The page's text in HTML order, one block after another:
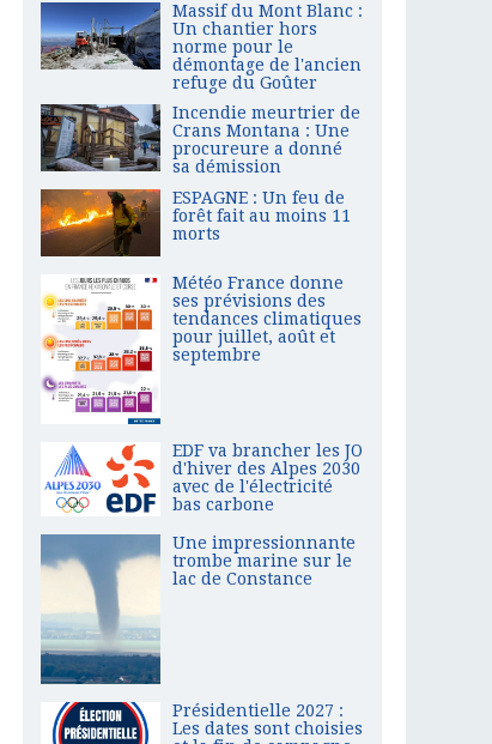
Massif du Mont Blanc :
Un chantier hors
norme pour le
démontage de l'ancien
refuge du Goûter
Incendie meurtrier de
Crans Montana : Une
procureure a donné
sa démission
ESPAGNE : Un feu de
forêt fait au moins 11
morts
Météo France donne
ses prévisions des
tendances climatiques
pour juillet, août et
septembre
EDF va brancher les JO
d'hiver des Alpes 2030
avec de l'électricité
bas carbone
Une impressionnante
trombe marine sur le
lac de Constance
Présidentielle 2027 :
Les dates sont choisies